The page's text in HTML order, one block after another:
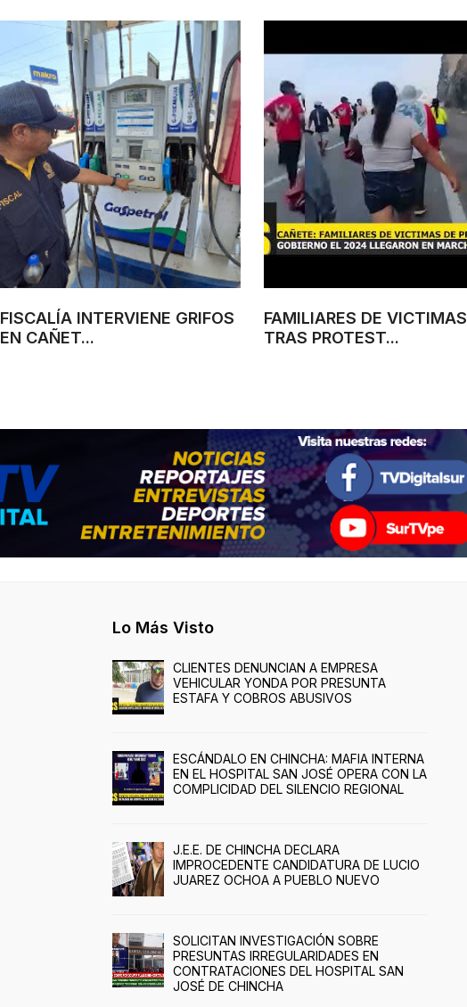
FISCALÍA INTERVIENE GRIFOS
EN CAÑET...
FAMILIARES DE VICTIMAS
TRAS PROTEST...
Lo Más Visto
CLIENTES DENUNCIAN A EMPRESA
VEHICULAR YONDA POR PRESUNTA
ESTAFA Y COBROS ABUSIVOS
ESCÁNDALO EN CHINCHA: MAFIA INTERNA
EN EL HOSPITAL SAN JOSÉ OPERA CON LA
COMPLICIDAD DEL SILENCIO REGIONAL
J.E.E. DE CHINCHA DECLARA
IMPROCEDENTE CANDIDATURA DE LUCIO
JUAREZ OCHOA A PUEBLO NUEVO
SOLICITAN INVESTIGACIÓN SOBRE
PRESUNTAS IRREGULARIDADES EN
CONTRATACIONES DEL HOSPITAL SAN
JOSÉ DE CHINCHA